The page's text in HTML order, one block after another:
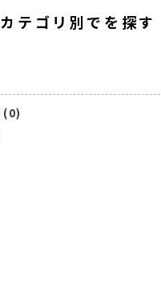
カテゴリ別でを探す
(0)